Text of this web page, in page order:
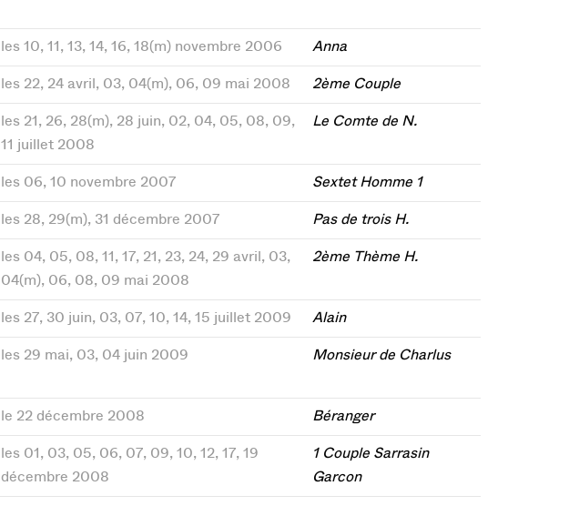
les 10, 11, 13, 14, 16, 18(m) novembre 2006 Anna
les 22, 24 avril, 03, 04(m), 06, 09 mai 2008 2ème Couple
les 21, 26, 28(m), 28 juin, 02, 04, 05, 08, 09,
11 juillet 2008
Le Comte de N.
les 06, 10 novembre 2007 Sextet Homme 1
les 28, 29(m), 31 décembre 2007 Pas de trois H.
les 04, 05, 08, 11, 17, 21, 23, 24, 29 avril, 03,
04(m), 06, 08, 09 mai 2008
2ème Thème H.
les 27, 30 juin, 03, 07, 10, 14, 15 juillet 2009 Alain
les 29 mai, 03, 04 juin 2009 Monsieur de Charlus
le 22 décembre 2008 Béranger
les 01, 03, 05, 06, 07, 09, 10, 12, 17, 19
décembre 2008
1 Couple Sarrasin
Garcon